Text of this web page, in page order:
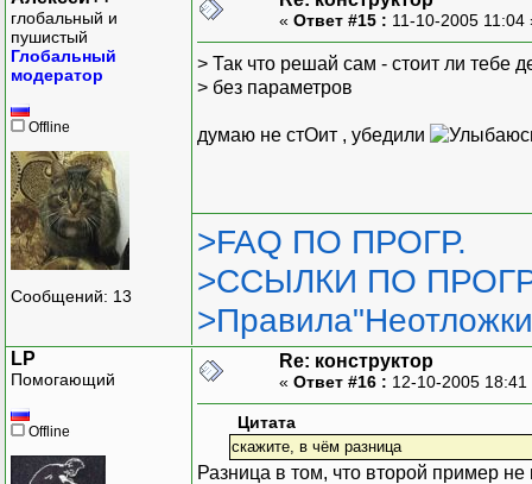
глобальный и
пушистый
Глобальный
модератор
Offline
Сообщений: 13
« Ответ #15 : 11-10-2005
> Так что решай сам - стоит ли тебе
> без параметров
думаю не стОит , убедили
>FAQ ПО ПРОГР.
>ССЫЛКИ ПО
LP
Помогающий
Offline
Re: конструктор
« Ответ #16 : 12-10-2005
Цитата
скажите, в чём разница
Разница в том, что второй пример